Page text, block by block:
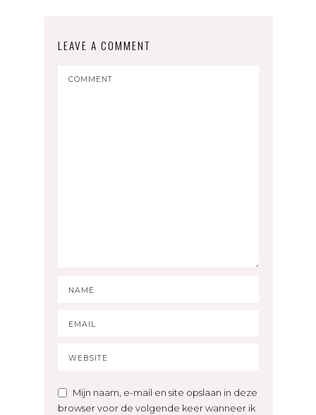
LEAVE A COMMENT
Mijn naam, e-mail en site opslaan in deze
browser voor de volgende keer wanneer ik